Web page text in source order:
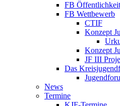
FB
FB Wettbewerb
CTIF
Konzept
Konzept
JF III
Das
News
Termine